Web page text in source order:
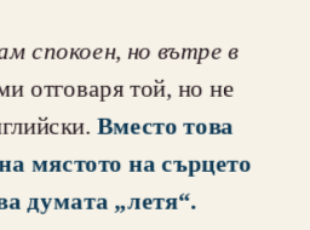
спокоен, но вътре в
отговаря той, но не
Вместо това
мястото на сърцето
думата „летя“.